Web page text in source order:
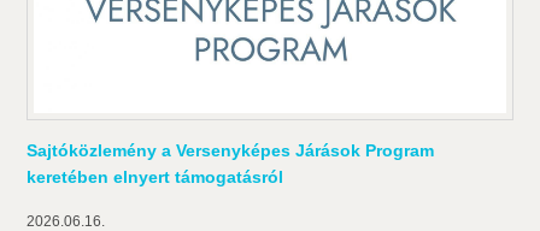
Sajtóközlemény a Versenyképes Járások Program
keretében elnyert támogatásról
2026.06.16.